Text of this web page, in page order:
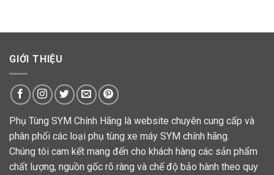
GIỚI THIỆU
Phụ Tùng SYM Chính Hãng là website chuyên cung cấp và
phân phối các loại phụ tùng xe máy SYM chính hãng.
Chúng tôi cam kết mang đến cho khách hàng các sản phẩm
chất lượng, nguồn gốc rõ ràng và chế độ bảo hành theo quy